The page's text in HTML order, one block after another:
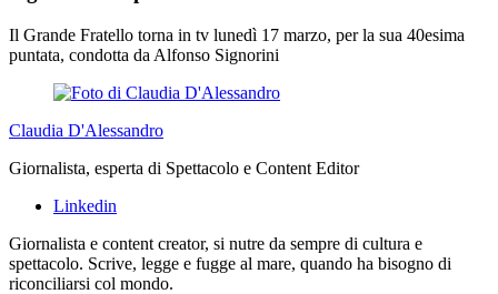
Il Grande Fratello torna in tv lunedì 17 marzo, per la sua 40esima
puntata, condotta da Alfonso Signorini
Claudia D'Alessandro
Giornalista, esperta di Spettacolo e Content Editor
Linkedin
Giornalista e content creator, si nutre da sempre di cultura e
spettacolo. Scrive, legge e fugge al mare, quando ha bisogno di
riconciliarsi col mondo.